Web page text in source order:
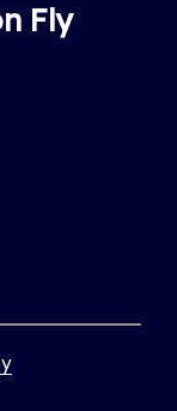
Fly